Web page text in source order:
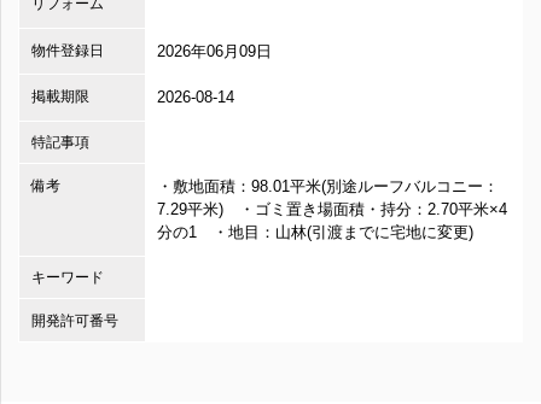
リフォーム
物件登録日 2026年06月09日
掲載期限 2026-08-14
特記事項
備考
・敷地面積：98.01平米(別途ルーフバルコニー：
7.29平米) ・ゴミ置き場面積・持分：2.70平米×4
分の1 ・地目：山林(引渡までに宅地に変更)
キーワード
開発許可番号